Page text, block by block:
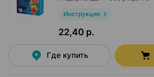
Инструкция
22,40 р.
Где купить